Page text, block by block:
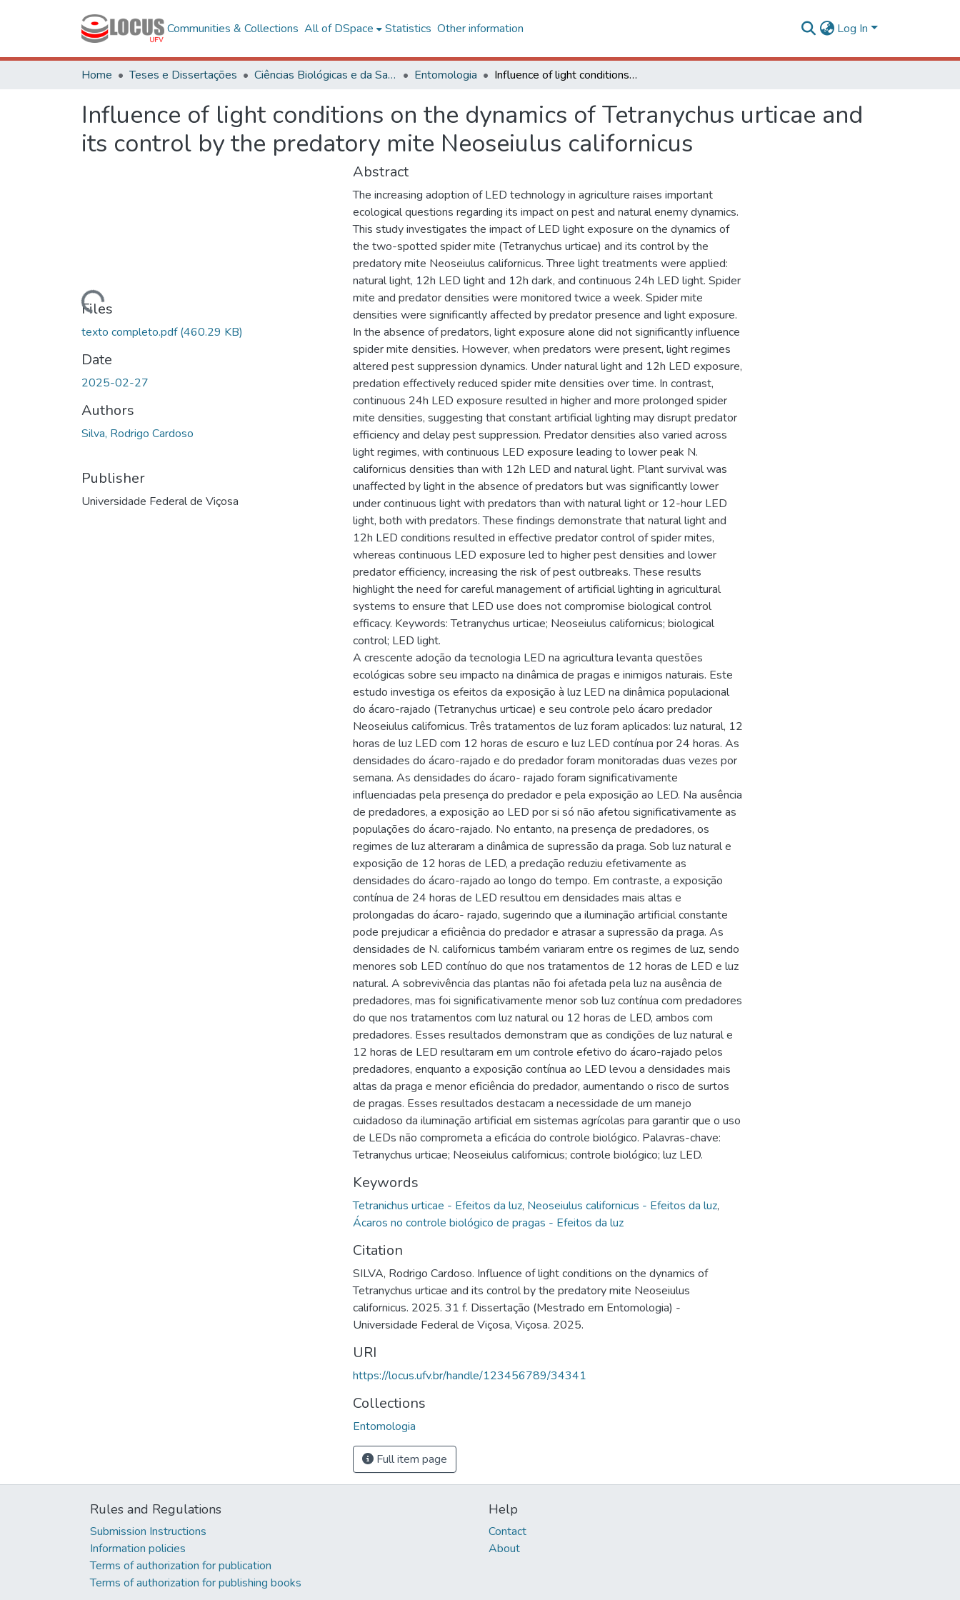
Communities & Collections All of DSpace Statistics Other information Log In
Home Teses e Dissertações Ciências Biológicas e da Saúde Entomologia Influence of light conditions on the dynamics of Tetranychus urticae and its control by the predatory mite Neoseiulus californicus
Influence of light conditions on the dynamics of Tetranychus urticae and
its control by the predatory mite Neoseiulus californicus
Loading...
Files
texto completo.pdf(460.29 KB)
Date
2025-02-27
Authors
Silva, Rodrigo Cardoso
Publisher
Universidade Federal de Viçosa
Abstract
The increasing adoption of LED technology in agriculture raises important
ecological questions regarding its impact on pest and natural enemy dynamics.
This study investigates the impact of LED light exposure on the dynamics of
the two-spotted spider mite (Tetranychus urticae) and its control by the
predatory mite Neoseiulus californicus. Three light treatments were applied:
natural light, 12h LED light and 12h dark, and continuous 24h LED light. Spider
mite and predator densities were monitored twice a week. Spider mite
densities were significantly affected by predator presence and light exposure.
In the absence of predators, light exposure alone did not significantly influence
spider mite densities. However, when predators were present, light regimes
altered pest suppression dynamics. Under natural light and 12h LED exposure,
predation effectively reduced spider mite densities over time. In contrast,
continuous 24h LED exposure resulted in higher and more prolonged spider
mite densities, suggesting that constant artificial lighting may disrupt predator
efficiency and delay pest suppression. Predator densities also varied across
light regimes, with continuous LED exposure leading to lower peak N.
californicus densities than with 12h LED and natural light. Plant survival was
unaffected by light in the absence of predators but was significantly lower
under continuous light with predators than with natural light or 12-hour LED
light, both with predators. These findings demonstrate that natural light and
12h LED conditions resulted in effective predator control of spider mites,
whereas continuous LED exposure led to higher pest densities and lower
predator efficiency, increasing the risk of pest outbreaks. These results
highlight the need for careful management of artificial lighting in agricultural
systems to ensure that LED use does not compromise biological control
efficacy. Keywords: Tetranychus urticae; Neoseiulus californicus; biological
control; LED light.
A crescente adoção da tecnologia LED na agricultura levanta questões
ecológicas sobre seu impacto na dinâmica de pragas e inimigos naturais. Este
estudo investiga os efeitos da exposição à luz LED na dinâmica populacional
do ácaro-rajado (Tetranychus urticae) e seu controle pelo ácaro predador
Neoseiulus californicus. Três tratamentos de luz foram aplicados: luz natural, 12
horas de luz LED com 12 horas de escuro e luz LED contínua por 24 horas. As
densidades do ácaro-rajado e do predador foram monitoradas duas vezes por
semana. As densidades do ácaro- rajado foram significativamente
influenciadas pela presença do predador e pela exposição ao LED. Na ausência
de predadores, a exposição ao LED por si só não afetou significativamente as
populações do ácaro-rajado. No entanto, na presença de predadores, os
regimes de luz alteraram a dinâmica de supressão da praga. Sob luz natural e
exposição de 12 horas de LED, a predação reduziu efetivamente as
densidades do ácaro-rajado ao longo do tempo. Em contraste, a exposição
contínua de 24 horas de LED resultou em densidades mais altas e
prolongadas do ácaro- rajado, sugerindo que a iluminação artificial constante
pode prejudicar a eficiência do predador e atrasar a supressão da praga. As
densidades de N. californicus também variaram entre os regimes de luz, sendo
menores sob LED contínuo do que nos tratamentos de 12 horas de LED e luz
natural. A sobrevivência das plantas não foi afetada pela luz na ausência de
predadores, mas foi significativamente menor sob luz contínua com predadores
do que nos tratamentos com luz natural ou 12 horas de LED, ambos com
predadores. Esses resultados demonstram que as condições de luz natural e
12 horas de LED resultaram em um controle efetivo do ácaro-rajado pelos
predadores, enquanto a exposição contínua ao LED levou a densidades mais
altas da praga e menor eficiência do predador, aumentando o risco de surtos
de pragas. Esses resultados destacam a necessidade de um manejo
cuidadoso da iluminação artificial em sistemas agrícolas para garantir que o uso
de LEDs não comprometa a eficácia do controle biológico. Palavras-chave:
Tetranychus urticae; Neoseiulus californicus; controle biológico; luz LED.
Keywords
Tetranichus urticae - Efeitos da luz, Neoseiulus californicus - Efeitos da luz,
Ácaros no controle biológico de pragas - Efeitos da luz
Citation
SILVA, Rodrigo Cardoso. Influence of light conditions on the dynamics of
Tetranychus urticae and its control by the predatory mite Neoseiulus
californicus. 2025. 31 f. Dissertação (Mestrado em Entomologia) -
Universidade Federal de Viçosa, Viçosa. 2025.
URI
https://locus.ufv.br/handle/123456789/34341
Collections
Entomologia
Full item page
Rules and Regulations
Submission Instructions
Information policies
Terms of authorization for publication
Terms of authorization for publishing books
Help
Contact
About